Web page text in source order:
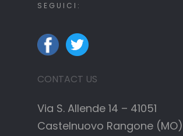
SEGUICI:
CONTACT US
Via S. Allende 14 – 41051
Castelnuovo Rangone (MO)